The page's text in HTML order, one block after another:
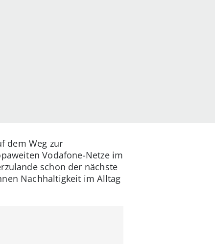
dem Weg zur
Vodafone-Netze im
schon der nächste
Nachhaltigkeit im Alltag